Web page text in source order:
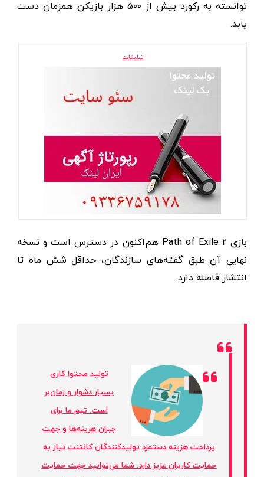
توانسته به رکورد بیش از ۵۰۰ هزار بازیکن همزمان دست
یابد.
تبلیغات
بازی Path of Exile 2 هم‌اکنون در دسترس است و نسخه
نهایی آن طبق گفته‌های سازندگان، حداقل شش ماه تا
انتشار فاصله دارد.
تولید محتوا کاری
بسیار دشوار و زمان‌بر
است. تیم ما برای
جبران هزینه‌ها و جهت
پرداخت هزینه دستمزد تولیدکنندگان کانتنت نیاز به
حمایت کاربران عزیز دارد. شما می‌توانید جهت حمایت